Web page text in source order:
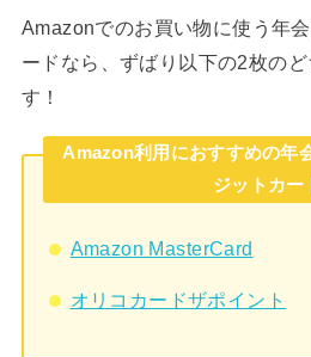
Amazonでのお買い物に使う年
ードなら、ずばり以下の2枚の
す！
Amazon利用におすすめの年
ジットカー
Amazon MasterCard
オリコカードザポイント